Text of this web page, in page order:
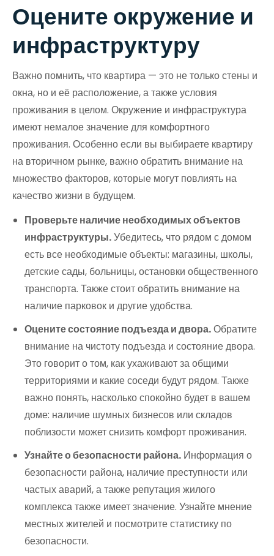
Оцените окружение и
инфраструктуру
Важно помнить, что квартира — это не только стены и
окна, но и её расположение, а также условия
проживания в целом. Окружение и инфраструктура
имеют немалое значение для комфортного
проживания. Особенно если вы выбираете квартиру
на вторичном рынке, важно обратить внимание на
множество факторов, которые могут повлиять на
качество жизни в будущем.
Проверьте наличие необходимых объектов
инфраструктуры.Убедитесь, что рядом с домом
есть все необходимые объекты: магазины, школы,
детские сады, больницы, остановки общественного
транспорта. Также стоит обратить внимание на
наличие парковок и другие удобства.
Оцените состояние подъезда и двора.Обратите
внимание на чистоту подъезда и состояние двора.
Это говорит о том, как ухаживают за общими
территориями и какие соседи будут рядом. Также
важно понять, насколько спокойно будет в вашем
доме: наличие шумных бизнесов или складов
поблизости может снизить комфорт проживания.
Узнайте о безопасности района. Информация о
безопасности района, наличие преступности или
частых аварий, а также репутация жилого
комплекса также имеет значение. Узнайте мнение
местных жителей и посмотрите статистику по
безопасности.